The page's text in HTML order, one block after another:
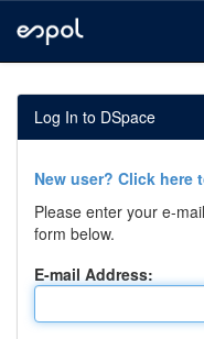
navigation
Log In to DSpace
New user? Click here
Please enter your e-
form below.
E-mail Address: